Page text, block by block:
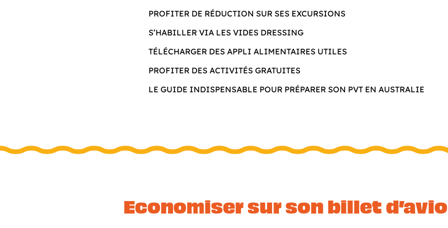
PROFITER DE RÉDUCTION SUR SES EXCURSIONS
S’HABILLER VIA LES VIDES DRESSING
TÉLÉCHARGER DES APPLI ALIMENTAIRES UTILES
PROFITER DES ACTIVITÉS GRATUITES
LE GUIDE INDISPENSABLE POUR PRÉPARER SON PVT EN AUSTRALIE
Economiser sur son billet